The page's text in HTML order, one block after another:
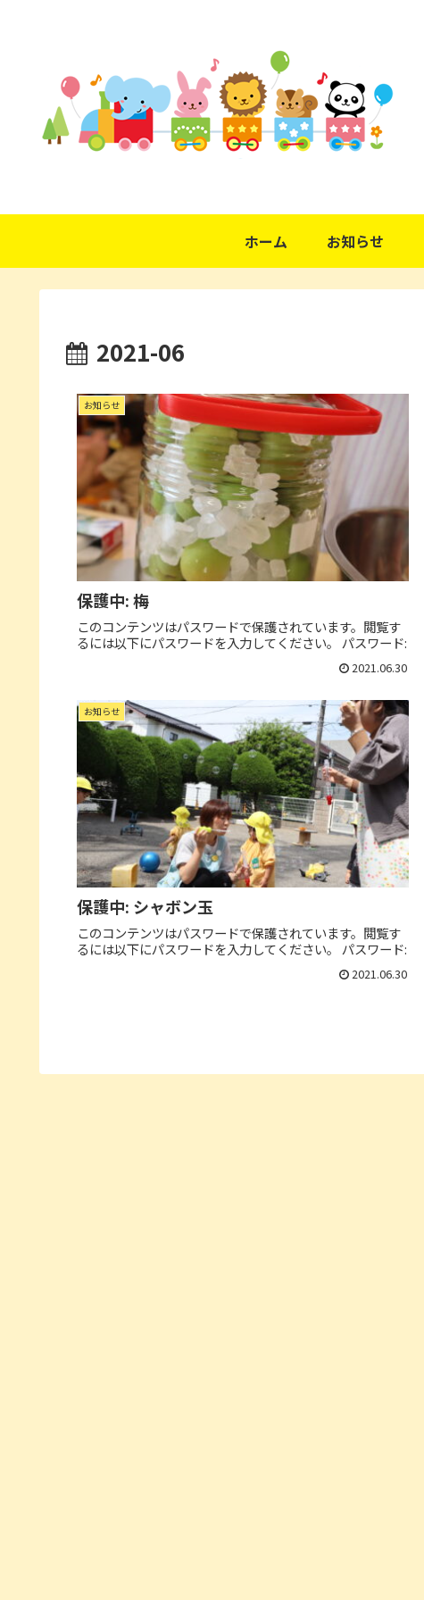
ホーム お知らせ
2021-06
お知らせ
保護中: 梅
このコンテンツはパスワードで保護されています。閲覧す
るには以下にパスワードを入力してください。 パスワード:
2021.06.30
お知らせ
保護中: シャボン玉
このコンテンツはパスワードで保護されています。閲覧す
るには以下にパスワードを入力してください。 パスワード:
2021.06.30